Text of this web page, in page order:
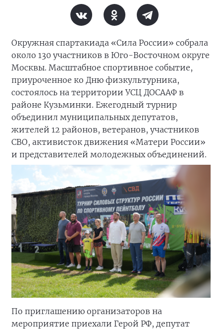
Окружная спартакиада «Сила России» собрала
около 130 участников в Юго-Восточном округе
Москвы. Масштабное спортивное событие,
приуроченное ко Дню физкультурника,
состоялось на территории УСЦ ДОСААФ в
районе Кузьминки. Ежегодный турнир
объединил муниципальных депутатов,
жителей 12 районов, ветеранов, участников
СВО, активисток движения «Матери России»
и представителей молодежных объединений.
По приглашению организаторов на
мероприятие приехали Герой РФ, депутат